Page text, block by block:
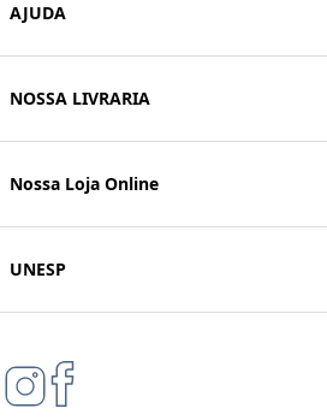
AJUDA
NOSSA LIVRARIA
Nossa Loja Online
UNESP